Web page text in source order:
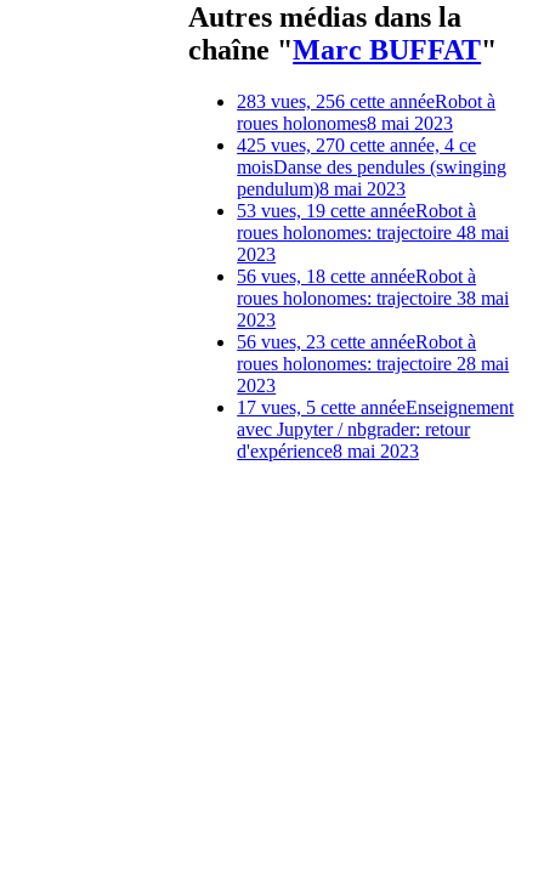
Autres médias dans la
chaîne "Marc BUFFAT"
283 vues, 256 cette annéeRobot à
roues holonomes8 mai 2023
425 vues, 270 cette année, 4 ce
moisDanse des pendules (swinging
pendulum)8 mai 2023
53 vues, 19 cette annéeRobot à
roues holonomes: trajectoire 48 mai
2023
56 vues, 18 cette annéeRobot à
roues holonomes: trajectoire 38 mai
2023
56 vues, 23 cette annéeRobot à
roues holonomes: trajectoire 28 mai
2023
17 vues, 5 cette annéeEnseignement
avec Jupyter / nbgrader: retour
d'expérience8 mai 2023